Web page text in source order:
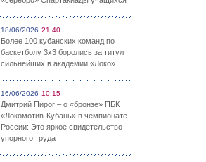
18/06/2026 21:40
Более 100 кубанских команд по
баскетболу 3х3 боролись за титул
сильнейших в академии «Локо»
16/06/2026 10:15
Дмитрий Пирог – о «бронзе» ПБК
«Локомотив-Кубань» в чемпионате
России: Это яркое свидетельство
упорного труда